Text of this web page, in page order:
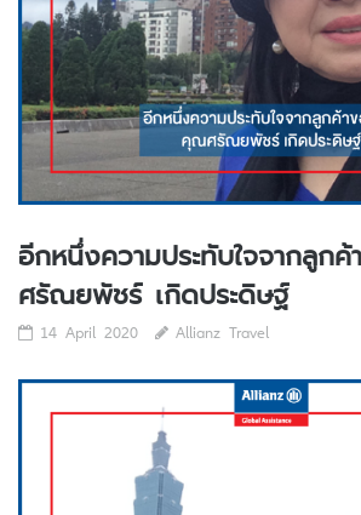
อีกหนึ่งความประทับใจจากลูก
ศรัณยพัชร์ เกิดประดิษฐ์
14 April 2020 Allianz Travel